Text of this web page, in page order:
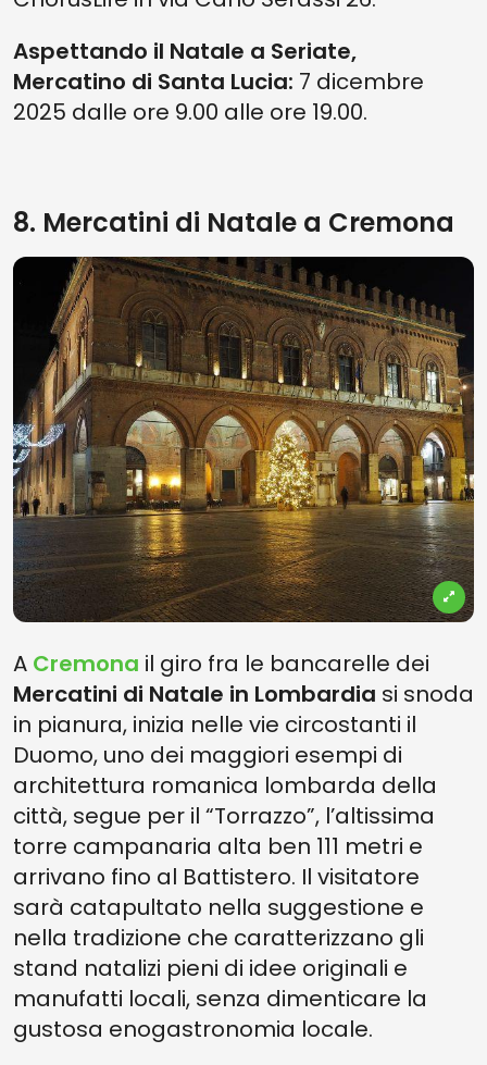
Aspettando il Natale a Seriate,
Mercatino di Santa Lucia: 7 dicembre
2025 dalle ore 9.00 alle ore 19.00.
8. Mercatini di Natale a Cremona
A Cremona il giro fra le bancarelle dei
Mercatini di Natale in Lombardia si snoda
in pianura, inizia nelle vie circostanti il
Duomo, uno dei maggiori esempi di
architettura romanica lombarda della
città, segue per il “Torrazzo”, l’altissima
torre campanaria alta ben 111 metri e
arrivano fino al Battistero. Il visitatore
sarà catapultato nella suggestione e
nella tradizione che caratterizzano gli
stand natalizi pieni di idee originali e
manufatti locali, senza dimenticare la
gustosa enogastronomia locale.